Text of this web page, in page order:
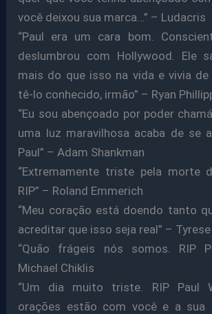
você deixou sua marca…” – Ludacris
“Paul era um cara bom.
deslumbrou com Hollywood. Ele
mais do que isso na vida e vivia
tê-lo conhecido, irmão” – Ryan
“Eu sou abençoado por poder
uma luz maravilhosa acaba de se
Paul” – Adam Shankman
“Extremamente triste pela morte
RIP” – Roland Emmerich
“Meu coração está doendo tanto
acreditar que isso seja real” – Tyrese
“Quão frágeis nós somos. RIP
Michael Chiklis
“Um dia muito triste. RIP Paul
orações estão com você e a sua